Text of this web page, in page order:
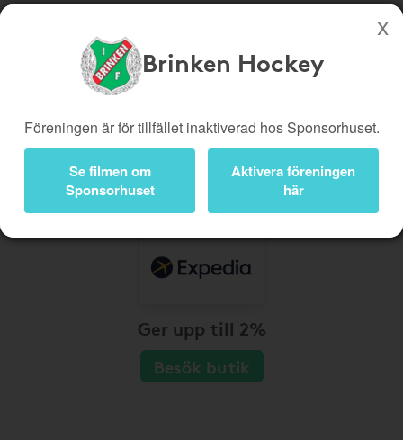
Köp genom denna sida stöttar Brinken Hockey
Presentkort
Kampanjer
Bli medlem
Logga in
Brinken Hockey
Föreningen är för tillfället inaktiverad hos Sponsorhuset.
Se filmen om
Sponsorhuset
Aktivera föreningen
här
Ger upp till 2%
Besök butik